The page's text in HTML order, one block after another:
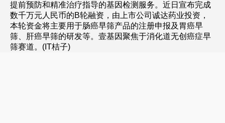
提前预防和精准治疗指导的基因检测服务。近日宣布完成
数千万元人民币的B轮融资，由上市公司诚达药业投资，
本轮资金将主要用于肠癌早筛产品的注册申报及胃癌早
筛、肝癌早筛的研发等。壹基因聚焦于消化道无创癌症早
筛赛道。(IT桔子)